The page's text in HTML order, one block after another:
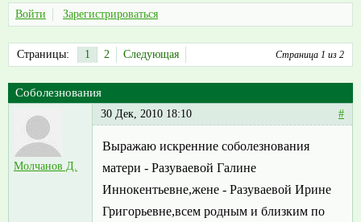
Войти Зарегистрироваться
Страница 1 из 2
Страницы: 1 2 Следующая
Соболезнования
Молчанов Д.
30 Дек, 2010 18:10 #
Выражаю искренние соболезнования
матери - Разуваевой Галине
Иннокентьевне,жене - Разуваевой Ирине
Григорьевне,всем родным и близким по